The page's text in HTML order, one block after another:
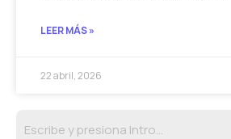
LEER MÁS »
22 abril, 2026